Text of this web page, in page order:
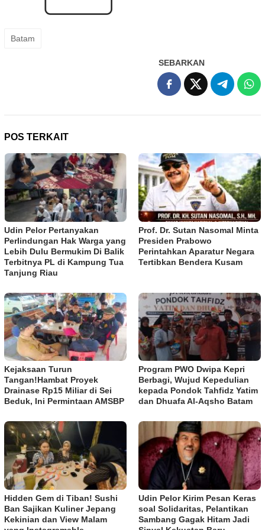
Batam
SEBARKAN
POS TERKAIT
Udin Pelor Pertanyakan
Perlindungan Hak Warga yang
Lebih Dulu Bermukim Di Balik
Terbitnya PL di Kampung Tua
Tanjung Riau
Prof. Dr. Sutan Nasomal Minta
Presiden Prabowo
Perintahkan Aparatur Negara
Tertibkan Bendera Kusam
Kejaksaan Turun
Tangan!Hambat Proyek
Drainase Rp15 Miliar di Sei
Beduk, Ini Permintaan AMSBP
Program PWO Dwipa Kepri
Berbagi, Wujud Kepedulian
kepada Pondok Tahfidz Yatim
dan Dhuafa Al-Aqsho Batam
Hidden Gem di Tiban! Sushi
Ban Sajikan Kuliner Jepang
Kekinian dan View Malam
Udin Pelor Kirim Pesan Keras
soal Solidaritas, Pelantikan
Sambang Gagak Hitam Jadi